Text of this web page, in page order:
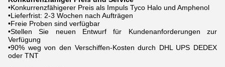
•Konkurrenzfähigerer Preis als Impuls Tyco Halo und Amphenol
•Lieferfrist: 2-3 Wochen nach Aufträgen
•Freie Proben sind verfügbar
•Stellen Sie neuen Entwurf für Kundenanforderungen zur
Verfügung
•90% weg von den Verschiffen-Kosten durch DHL UPS DEDEX
oder TNT